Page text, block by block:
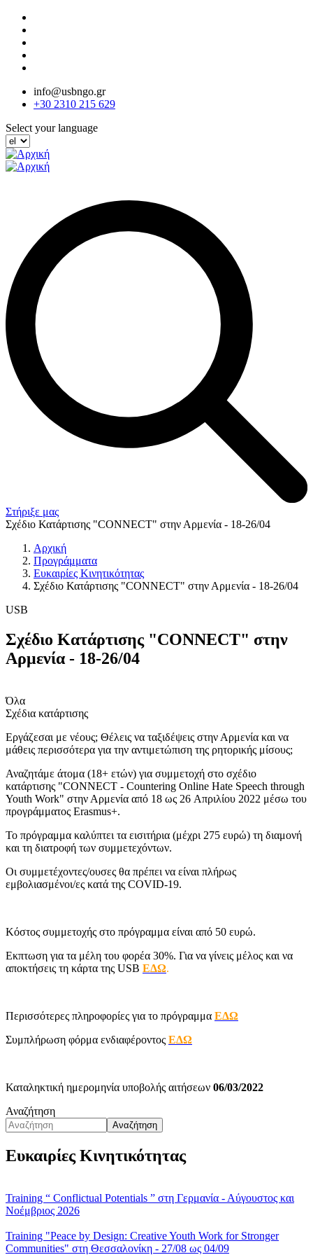
Παράκαμψη
προς
κυρίως
περιεχόμενο
info@usbngo.gr
+30 2310 215 629
Select your language
Στήριξε μας
Σχέδιο Κατάρτισης "CONNECT" στην Αρμενία - 18-26/04
Αρχική
Προγράμματα
Ευκαιρίες Κινητικότητας
Σχέδιο Κατάρτισης "CONNECT" στην Αρμενία - 18-26/04
USB
Σχέδιο Κατάρτισης "CONNECT" στην
Αρμενία - 18-26/04
Όλα
Σχέδια κατάρτισης
Εργάζεσαι με νέους; Θέλεις να ταξιδέψεις στην Αρμενία και να
μάθεις περισσότερα για την αντιμετώπιση της ρητορικής μίσους;
Αναζητάμε άτομα (18+ ετών) για συμμετοχή στο σχέδιο
κατάρτισης "CONNECT - Countering Online Hate Speech through
Youth Work" στην Αρμενία από 18 ως 26 Απριλίου 2022 μέσω του
προγράμματος Erasmus+.
Το πρόγραμμα καλύπτει τα εισιτήρια (μέχρι 275 ευρώ) τη διαμονή
και τη διατροφή των συμμετεχόντων.
Οι συμμετέχοντες/ουσες θα πρέπει να είναι πλήρως
εμβολιασμένοι/ες κατά της COVID-19.
Κόστος συμμετοχής στο πρόγραμμα είναι από 50 ευρώ.
Εκπτωση για τα μέλη του φορέα 30%. Για να γίνεις μέλος και να
αποκτήσεις τη κάρτα της USB ΕΔΩ.
Περισσότερες πληροφορίες για το πρόγραμμα ΕΔΩ
Συμπλήρωση φόρμα ενδιαφέροντος ΕΔΩ
Καταληκτική ημερομηνία υποβολής αιτήσεων 06/03/2022
Αναζήτηση
Αναζήτηση
Ευκαιρίες Κινητικότητας
Training “ Conflictual Potentials ” στη Γερμανία - Αύγουστος και
Νοέμβριος 2026
Training "Peace by Design: Creative Youth Work for Stronger
Communities" στη Θεσσαλονίκη - 27/08 ως 04/09